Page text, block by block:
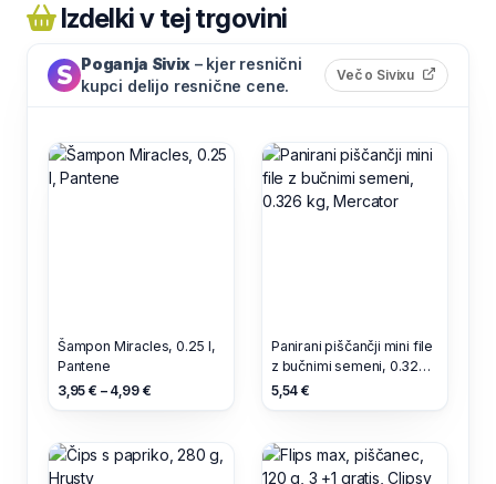
Izdelki v tej trgovini
Poganja Sivix – kjer resnični
kupci delijo resnične cene.
Več o Sivixu (odpre
Šampon Miracles, 0.25 l,
Pantene
3,95 € – 4,99 €
Panirani piščančji mini file
z bučnimi semeni, 0.326
kg, Mercator
5,54 €